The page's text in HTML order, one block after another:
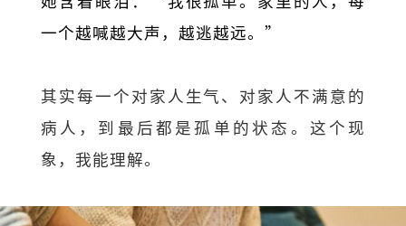
一个越喊越大声，越逃越远。”
其实每一个对家人生气、对家人不满意的
病人，到最后都是孤单的状态。这个现
象，我能理解。